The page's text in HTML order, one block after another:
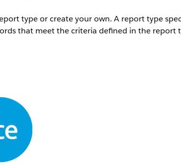
type or create your own. A report type
that meet the criteria defined in the report
from Setup. In the Quick Find box, enter
Report Type